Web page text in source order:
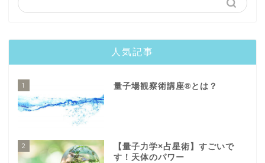
人気記事
1 量子場観察術講座®️とは？
2
【量子力学×占星術】すごいで
す！天体のパワー